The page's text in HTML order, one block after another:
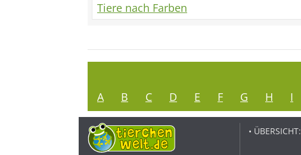
Tiere nach Farben
A B C D E F G H I
• ÜBERSICHT: